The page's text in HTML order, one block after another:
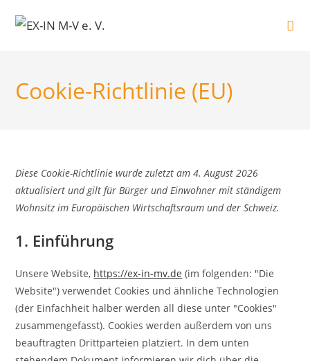
Inhalt
Cookie-Richtlinie (EU)
Diese Cookie-Richtlinie wurde zuletzt am 4. August 2026
aktualisiert und gilt für Bürger und Einwohner mit ständigem
Wohnsitz im Europäischen Wirtschaftsraum und der Schweiz.
1. Einführung
Unsere Website, https://ex-in-mv.de (im folgenden: "Die
Website") verwendet Cookies und ähnliche Technologien
(der Einfachheit halber werden all diese unter "Cookies"
zusammengefasst). Cookies werden außerdem von uns
beauftragten Drittparteien platziert. In dem unten